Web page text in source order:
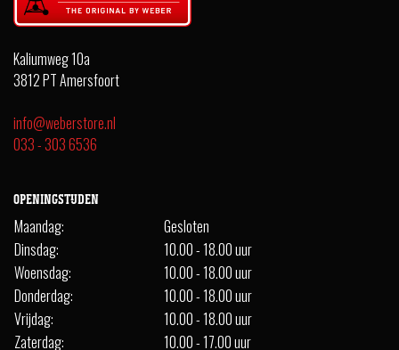
Kaliumweg 10a
3812 PT Amersfoort
info@weberstore.nl
033 - 303 6536
OPENINGSTIJDEN
Maandag:
Gesloten
Dinsdag:
10.00 - 18.00 uur
Woensdag:
10.00 - 18.00 uur
Donderdag:
10.00 - 18.00 uur
Vrijdag:
10.00 - 18.00 uur
Zaterdag:
10.00 - 17.00 uur